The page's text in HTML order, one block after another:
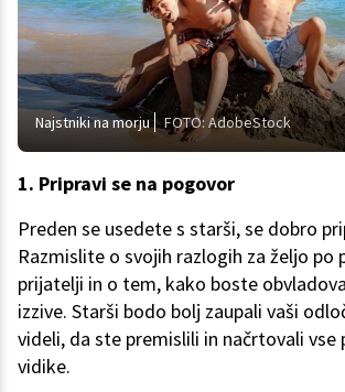
Najstniki na morju FOTO: AdobeStock
1. Pripravi se na pogovor
Preden se usedete s starši, se dobro
Razmislite o svojih razlogih za željo po
prijatelji in o tem, kako boste
izzive. Starši bodo bolj zaupali vaši
videli, da ste premislili in načrtovali vse
vidike.